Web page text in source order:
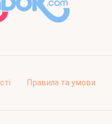
Правила та умови